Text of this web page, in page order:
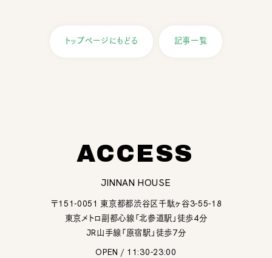
トップページにもどる 記事一覧
ACCESS
JINNAN HOUSE
〒151-0051 東京都都渋谷区千駄ヶ谷3-55-18
東京メトロ副都心線「北参道駅」徒歩4分
JR山手線「原宿駅」徒歩7分
OPEN / 11:30-23:00